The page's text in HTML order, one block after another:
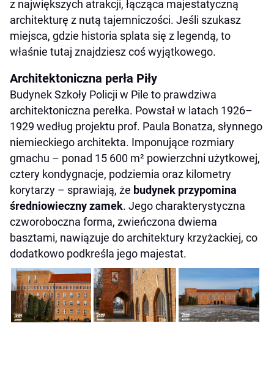
z największych atrakcji, łącząca majestatyczną
architekturę z nutą tajemniczości. Jeśli szukasz
miejsca, gdzie historia splata się z legendą, to
właśnie tutaj znajdziesz coś wyjątkowego.
Architektoniczna perła Piły
Budynek Szkoły Policji w Pile to prawdziwa
architektoniczna perełka. Powstał w latach 1926–
1929 według projektu prof. Paula Bonatza, słynnego
niemieckiego architekta. Imponujące rozmiary
gmachu – ponad 15 600 m² powierzchni użytkowej,
cztery kondygnacje, podziemia oraz kilometry
korytarzy – sprawiają, że budynek przypomina
średniowieczny zamek. Jego charakterystyczna
czworoboczna forma, zwieńczona dwiema
basztami, nawiązuje do architektury krzyżackiej, co
dodatkowo podkreśla jego majestat.